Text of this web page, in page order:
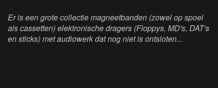
Er is een grote collectie magneetbanden (zowel op spoel
als cassetten) elektronische dragers (Floppys, MD's, DAT's
en sticks) met audiowerk dat nog niet is ontsloten...